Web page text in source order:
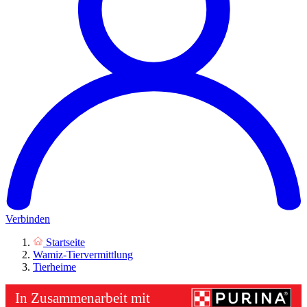
Verbinden
Startseite
Wamiz-Tiervermittlung
Tierheime